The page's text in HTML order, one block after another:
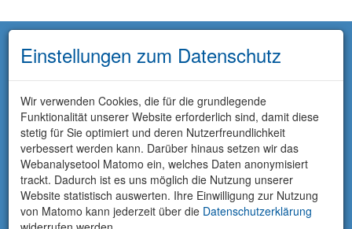
Einstellungen zum Datenschutz
Wir verwenden Cookies, die für die grundlegende
Funktionalität unserer Website erforderlich sind, damit diese
stetig für Sie optimiert und deren Nutzerfreundlichkeit
verbessert werden kann. Darüber hinaus setzen wir das
Webanalysetool Matomo ein, welches Daten anonymisiert
trackt. Dadurch ist es uns möglich die Nutzung unserer
Website statistisch auswerten. Ihre Einwilligung zur Nutzung
von Matomo kann jederzeit über die Datenschutzerklärung